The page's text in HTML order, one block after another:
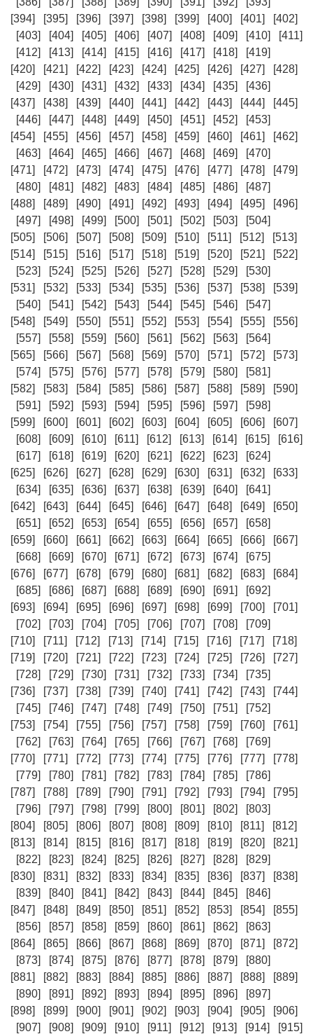
[394]
[395] [396] [397] [398] [399] [400] [401]
[402]
[403]
[404] [405] [406] [407] [408] [409] [410]
[411]
[412]
[413] [414] [415] [416] [417] [418]
[419]
[420]
[421] [422] [423] [424] [425] [426] [427]
[428]
[429]
[430] [431] [432] [433] [434] [435]
[436]
[437]
[438] [439] [440] [441] [442] [443] [444]
[445]
[446]
[447] [448] [449] [450] [451] [452]
[453]
[454]
[455] [456] [457] [458] [459] [460] [461]
[462]
[463]
[464] [465] [466] [467] [468] [469]
[470]
[471]
[472] [473] [474] [475] [476] [477] [478]
[479]
[480]
[481] [482] [483] [484] [485] [486]
[487]
[488]
[489] [490] [491] [492] [493] [494] [495]
[496]
[497]
[498] [499] [500] [501] [502] [503]
[504]
[505]
[506] [507] [508] [509] [510] [511] [512]
[513]
[514]
[515] [516] [517] [518] [519] [520] [521]
[522]
[523]
[524] [525] [526] [527] [528] [529]
[530]
[531]
[532] [533] [534] [535] [536] [537] [538]
[539]
[540]
[541] [542] [543] [544] [545] [546]
[547]
[548]
[549] [550] [551] [552] [553] [554] [555]
[556]
[557]
[558] [559] [560] [561] [562] [563]
[564]
[565]
[566] [567] [568] [569] [570] [571] [572]
[573]
[574]
[575] [576] [577] [578] [579] [580]
[581]
[582]
[583] [584] [585] [586] [587] [588] [589]
[590]
[591]
[592] [593] [594] [595] [596] [597]
[598]
[599]
[600] [601] [602] [603] [604] [605] [606]
[607]
[608]
[609] [610] [611] [612] [613] [614] [615]
[616]
[617]
[618] [619] [620] [621] [622] [623]
[624]
[625]
[626] [627] [628] [629] [630] [631] [632]
[633]
[634]
[635] [636] [637] [638] [639] [640]
[641]
[642]
[643] [644] [645] [646] [647] [648] [649]
[650]
[651]
[652] [653] [654] [655] [656] [657]
[658]
[659]
[660] [661] [662] [663] [664] [665] [666]
[667]
[668]
[669] [670] [671] [672] [673] [674]
[675]
[676]
[677] [678] [679] [680] [681] [682] [683]
[684]
[685]
[686] [687] [688] [689] [690] [691]
[692]
[693]
[694] [695] [696] [697] [698] [699] [700]
[701]
[702]
[703] [704] [705] [706] [707] [708]
[709]
[710]
[711] [712] [713] [714] [715] [716] [717]
[718]
[719]
[720] [721] [722] [723] [724] [725] [726]
[727]
[728]
[729] [730] [731] [732] [733] [734]
[735]
[736]
[737] [738] [739] [740] [741] [742] [743]
[744]
[745]
[746] [747] [748] [749] [750] [751]
[752]
[753]
[754] [755] [756] [757] [758] [759] [760]
[761]
[762]
[763] [764] [765] [766] [767] [768]
[769]
[770]
[771] [772] [773] [774] [775] [776] [777]
[778]
[779]
[780] [781] [782] [783] [784] [785]
[786]
[787]
[788] [789] [790] [791] [792] [793] [794]
[795]
[796]
[797] [798] [799] [800] [801] [802]
[803]
[804]
[805] [806] [807] [808] [809] [810] [811]
[812]
[813]
[814] [815] [816] [817] [818] [819] [820]
[821]
[822]
[823] [824] [825] [826] [827] [828]
[829]
[830]
[831] [832] [833] [834] [835] [836] [837]
[838]
[839]
[840] [841] [842] [843] [844] [845]
[846]
[847]
[848] [849] [850] [851] [852] [853] [854]
[855]
[856]
[857] [858] [859] [860] [861] [862]
[863]
[864]
[865] [866] [867] [868] [869] [870] [871]
[872]
[873]
[874] [875] [876] [877] [878] [879]
[880]
[881]
[882] [883] [884] [885] [886] [887] [888]
[889]
[890]
[891] [892] [893] [894] [895] [896]
[897]
[898]
[899] [900] [901] [902] [903] [904] [905]
[906]
[907]
[908] [909] [910] [911] [912] [913] [914] [915]